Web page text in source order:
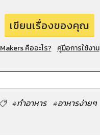
เขียนเรื่องของคุณ
Makers คืออะไร? คู่มือการใช้งาน
#ทำอาหาร #อาหารง่ายๆ